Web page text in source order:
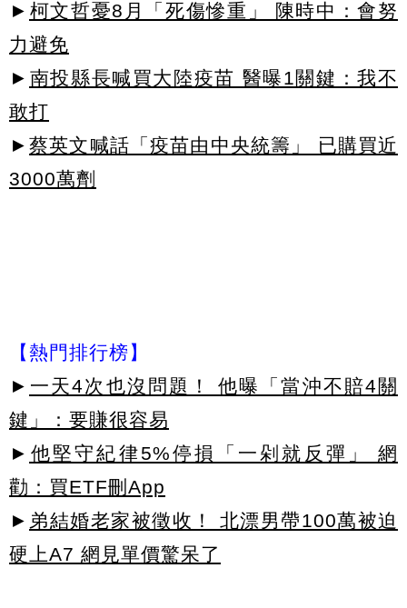
► 柯文哲憂8月「死傷慘重」 陳時中：會努
力避免
► 南投縣長喊買大陸疫苗 醫曝1關鍵：我不
敢打
► 蔡英文喊話「疫苗由中央統籌」 已購買近
3000萬劑
【熱門排行榜】
► 一天4次也沒問題！ 他曝「當沖不賠4關
鍵」：要賺很容易
► 他堅守紀律5%停損「一剁就反彈」 網
勸：買ETF刪App
► 弟結婚老家被徵收！ 北漂男帶100萬被迫
硬上A7 網見單價驚呆了